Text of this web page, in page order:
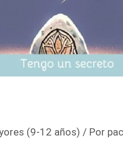
(9-12 años) / Por